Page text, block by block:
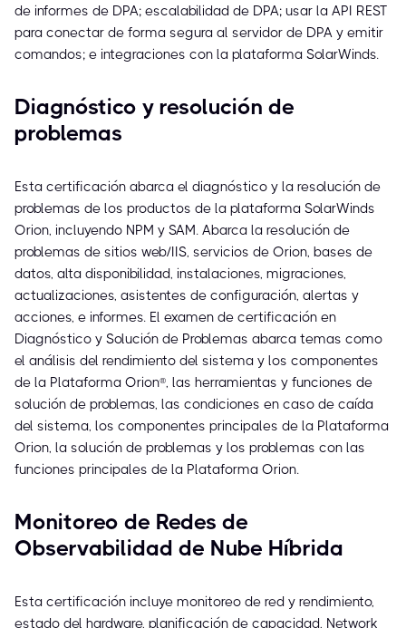
de informes de DPA; escalabilidad de DPA; usar la API REST
para conectar de forma segura al servidor de DPA y emitir
comandos; e integraciones con la plataforma SolarWinds.
Diagnóstico y resolución de
problemas
Esta certificación abarca el diagnóstico y la resolución de
problemas de los productos de la plataforma SolarWinds
Orion, incluyendo NPM y SAM. Abarca la resolución de
problemas de sitios web/IIS, servicios de Orion, bases de
datos, alta disponibilidad, instalaciones, migraciones,
actualizaciones, asistentes de configuración, alertas y
acciones, e informes. El examen de certificación en
Diagnóstico y Solución de Problemas abarca temas como
el análisis del rendimiento del sistema y los componentes
de la Plataforma Orion®, las herramientas y funciones de
solución de problemas, las condiciones en caso de caída
del sistema, los componentes principales de la Plataforma
Orion, la solución de problemas y los problemas con las
funciones principales de la Plataforma Orion.
Monitoreo de Redes de
Observabilidad de Nube Híbrida
Esta certificación incluye monitoreo de red y rendimiento,
estado del hardware, planificación de capacidad, Network